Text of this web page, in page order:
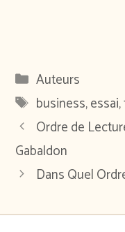
Catégories
Auteurs
Étiquettes
business,essai,
Ordre de
Gabaldon
Dans Quel